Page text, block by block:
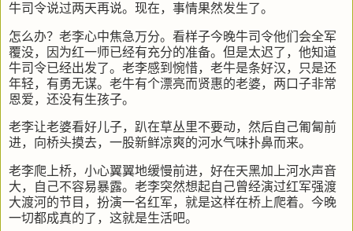
牛司令说过两天再说。现在，事情果然发生了。
怎么办？老李心中焦急万分。看样子今晚牛司令他们会全军
覆没，因为红一师已经有充分的准备。但是太迟了，他知道
牛司令已经出发了。老李感到惋惜，老牛是条好汉，只是还
年轻，有勇无谋。老牛有个漂亮而贤惠的老婆，两口子非常
恩爱，还没有生孩子。
老李让老婆看好儿子，趴在草丛里不要动，然后自己匍匐前
进，向桥头摸去，一股新鲜凉爽的河水气味扑鼻而来。
老李爬上桥，小心翼翼地缓慢前进，好在天黑加上河水声音
大，自己不容易暴露。老李突然想起自己曾经演过红军强渡
大渡河的节目，扮演一名红军，就是这样在桥上爬着。今晚
一切都成真的了，这就是生活吧。